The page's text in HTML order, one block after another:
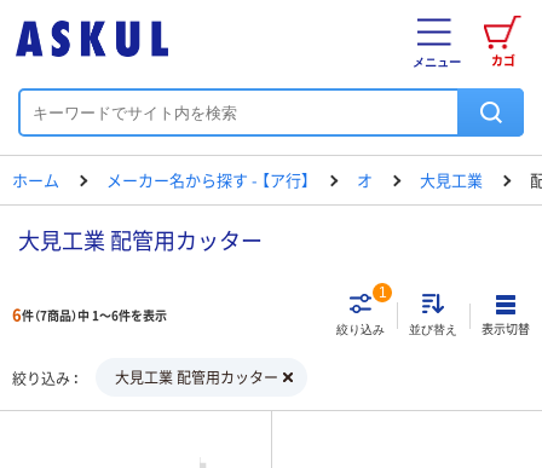
カゴ
メニュー
ホーム メーカー名から探す - 【ア行】 オ 大見工業
大見工業 配管用カッター
6件（7商品）中 1～6件を表示
絞り込み
1
並び替え 表示切替
絞り込み 大見工業 配管用カッター